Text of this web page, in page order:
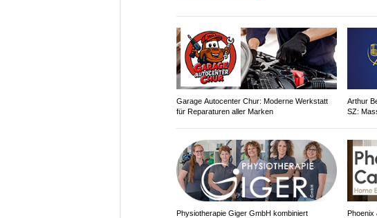
Garage Autocenter Chur: Moderne Werkstatt
für Reparaturen aller Marken
Arthur
SZ:
Physiotherapie Giger GmbH kombiniert
Phoenix